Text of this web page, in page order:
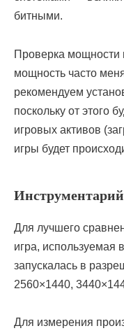
битными.
Проверка мощности
мощность часто
рекомендуем
поскольку от этого
игровых активов
игры будет
Для лучшего
игра, используемая
запускалась в
2560×1440,
Для измерения